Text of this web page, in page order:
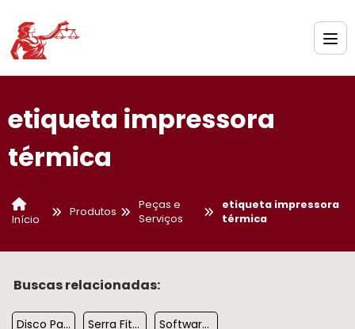
etiqueta impressora
térmica
Início
Produtos
Peças e
Serviços
etiqueta impressora
térmica
Buscas relacionadas:
Disco Para Moedor De Carne Manual Serra Fita Caf 282 Software Para Balanca Rodoviaria